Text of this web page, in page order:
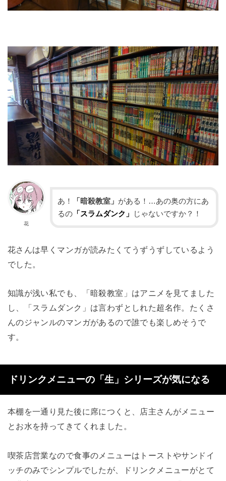
花
あ！ 「暗殺教室」 がある！…あの奥の方にあ
るの「スラムダンク」 じゃないですか？！
花さんは早くマンガが読みたくてうずうずしているよう
でした。
知識が浅い私でも、「暗殺教室」はアニメを見てました
し、「スラムダンク」は言わずとしれた超名作。たくさ
んのジャンルのマンガがあるので誰でも楽しめそうで
す。
ドリンクメニューの「生」シリーズが気になる
本棚を一通り見た後に席につくと、店主さんがメニュー
とお水を持ってきてくれました。
喫茶店営業なので食事のメニューはトーストやサンドイ
ッチのみでシンプルでしたが、ドリンクメニューがとて